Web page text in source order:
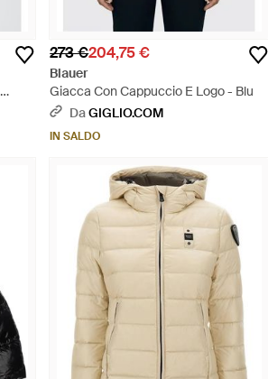
273 €204,75 €
Blauer
Giacca Con Cappuccio E Logo - Blu
DaGIGLIO.COM
IN SALDO